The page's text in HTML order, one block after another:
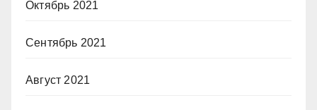
Октябрь 2021
Сентябрь 2021
Август 2021